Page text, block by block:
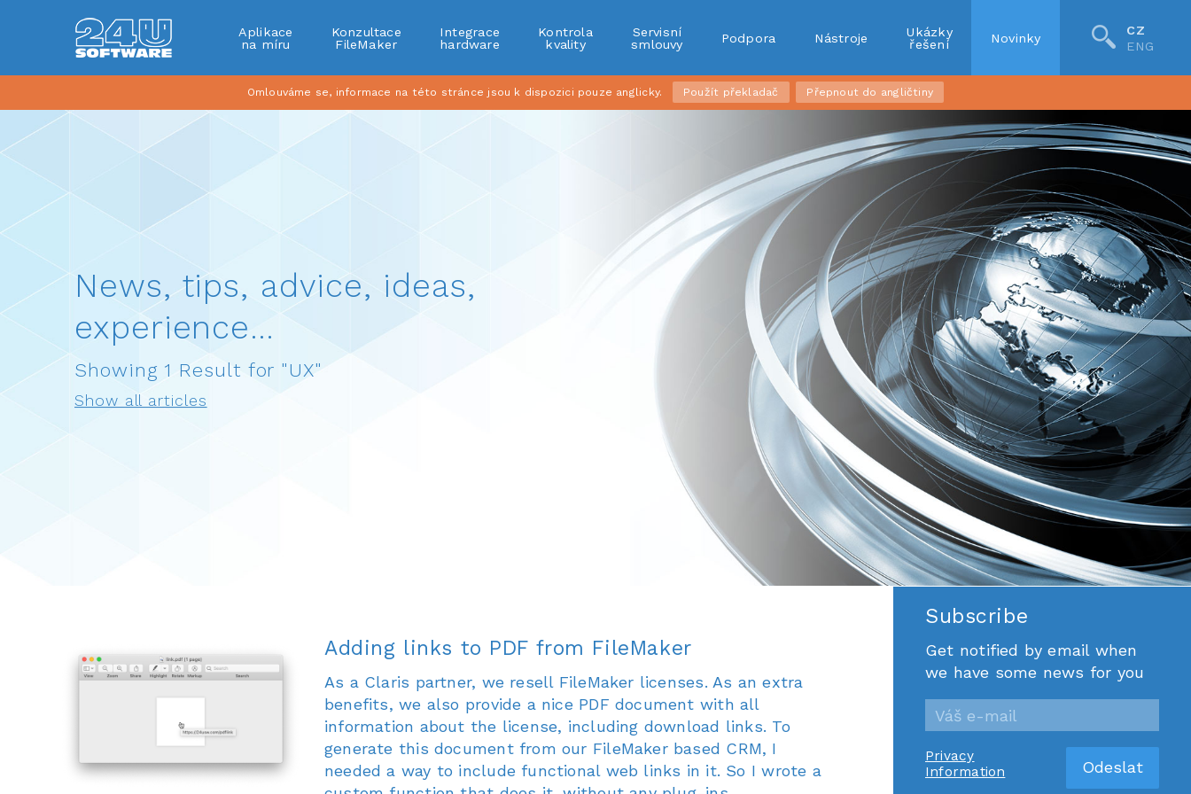
Aplikace
na míru
Konzultace
FileMaker
Integrace
hardware
Kontrola
kvality
Servisní
smlouvy
Podpora Nástroje
Ukázky
řešení
Novinky
CZ
ENG
Omlouváme se, informace na této stránce jsou k dispozici pouze anglicky. Použít překladač Přepnout do angličtiny
News, tips, advice, ideas,
experience…
Showing 1 Result for "UX"
Show all articles
Adding links to PDF from FileMaker
As a Claris partner, we resell FileMaker licenses. As an extra
benefits, we also provide a nice PDF document with all
information about the license, including download links. To
generate this document from our FileMaker based CRM, I
needed a way to include functional web links in it. So I wrote a
Subscribe
Get notified by email when
we have some news for you
Privacy
Information